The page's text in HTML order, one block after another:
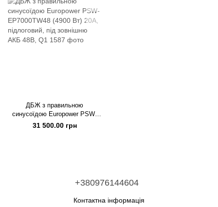
ДБЖ з правильною
синусоїдою Europower PSW-
EP7000TW48 (4900 Вт) 20А,
підлоговий, під зовнішню АКБ
31 500.00 грн
+380976144604
Контактна інформація